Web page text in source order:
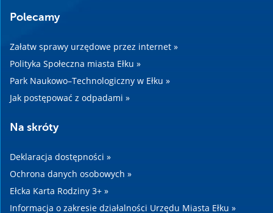
Polecamy
Załatw sprawy urzędowe przez internet »
Polityka Społeczna miasta Ełku »
Park Naukowo–Technologiczny w Ełku »
Jak postępować z odpadami »
Na skróty
Deklaracja dostępności »
Ochrona danych osobowych »
Ełcka Karta Rodziny 3+ »
Informacja o zakresie działalności Urzędu Miasta Ełku »